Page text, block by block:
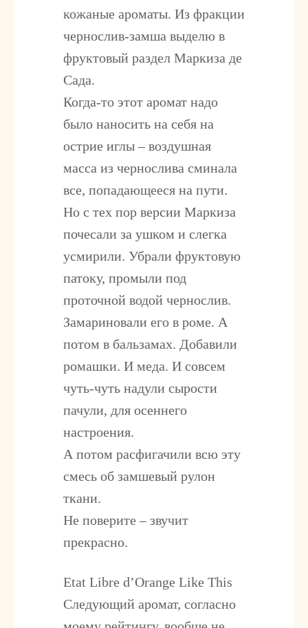
кожаные ароматы. Из фракции
чернослив-замша выделю в
фруктовый раздел Маркиза де
Сада.
Когда-то этот аромат надо
было наносить на себя на
острие иглы – воздушная
масса из чернослива сминала
все, попадающееся на пути.
Но с тех пор версии Маркиза
почесали за ушком и слегка
усмирили. Убрали фруктовую
патоку, промыли под
проточной водой чернослив.
Замариновали его в роме. А
потом в бальзамах. Добавили
ромашки. И меда. И совсем
чуть-чуть надули сырости
пачули, для осеннего
настроения.
А потом расфигачили всю эту
смесь об замшевый рулон
ткани.
Не поверите – звучит
прекрасно.
Etat Libre d’Orange Like This
Следующий аромат, согласно